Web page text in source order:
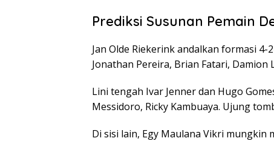
Prediksi Susunan Pemain
Jan Olde Riekerink andalkan formasi
Jonathan Pereira, Brian Fatari, Damion
Lini tengah Ivar Jenner dan Hugo
Messidoro, Ricky Kambuaya. Ujung
Di sisi lain, Egy Maulana Vikri mungkin